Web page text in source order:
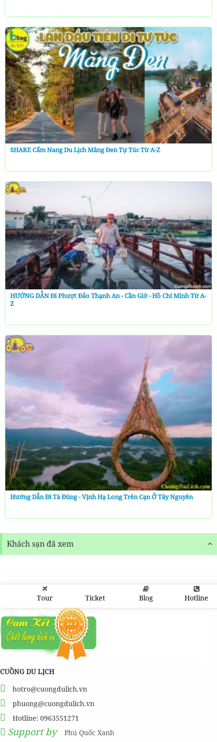
SHARE Cẩm Nang Du Lịch Măng Đen Tự Túc Từ A-Z
HƯỚNG DẪN Đi Phượt Đảo Thạnh An - Cần Giờ - Hồ Chí Minh Từ A-
Z
Hướng Dẫn Đi Tà Đùng - Vịnh Hạ Long Trên Cạn Ở Tây Nguyên
Khách sạn đã xem
Tour Ticket Blog Hotline
CUỒNG DU LỊCH
hotro@cuongdulich.vn
phuong@cuongdulich.vn
Hotline: 0963551271
Support by Phú Quốc Xanh